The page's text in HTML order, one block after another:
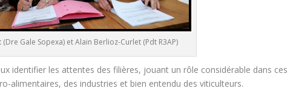
(Dre Gale Sopexa) et Alain Berlioz-Curlet (Pdt R3AP)
identifier les attentes des filières, jouant un rôle considérable dans ces
alimentaires, des industries et bien entendu des viticulteurs.